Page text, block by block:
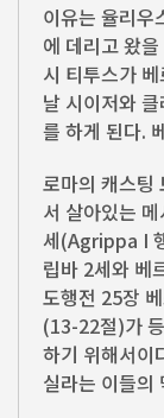
이유는 율리우
에 데리고 왔
시 티투스가
날 시이저와
를 하게 된다.
로마의 캐스팅
서 살아있는
세(Agrippa I
립바 2세와 베
도행전 25장
(13-22절)가
하기 위해서이
실라는 이들의